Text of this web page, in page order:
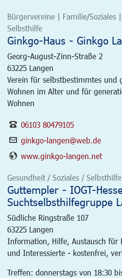
Bürgervereine | Familie/Soziales
Selbsthilfe
Ginkgo-Haus - Ginkgo
Georg-August-Zinn-Straße 2
63225 Langen
Verein für selbstbestimmtes und
Wohnen im Alter und für
Wohnen
06103 80479105
ginkgo-langen@web.de
www.ginkgo-langen.net
Gesundheit / Soziales / Selbsthilfe
Guttempler - IOGT-
Suchtselbsthilfegruppe
Südliche Ringstraße 107
63225 Langen
Information, Hilfe, Austausch für
und Interessierte - kostenfrei,
Treffen: donnerstags von 18:30